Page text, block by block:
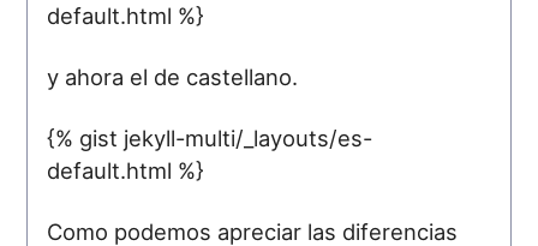
default.html %}
y ahora el de castellano.
{% gist jekyll-multi/_layouts/es-
default.html %}
Como podemos apreciar las diferencias